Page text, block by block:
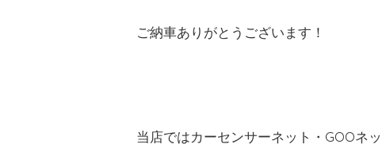
ご納車ありがとうございます！
当店ではカーセンサーネット・GOOネ